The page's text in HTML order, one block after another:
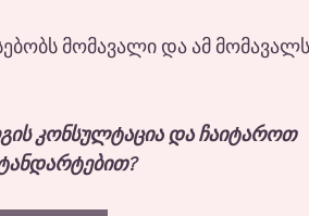
მომავალი და ამ
კონსულტაცია და ჩაიტაროთ